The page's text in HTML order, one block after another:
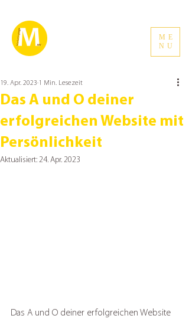
ME
NU
Das A und O deiner
erfolgreichen Website mit
Persönlichkeit
19. Apr. 2023 1 Min. Lesezeit
Aktualisiert: 24. Apr. 2023
Das A und O deiner erfolgreichen Website